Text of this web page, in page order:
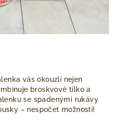
vás okouzlí nejen
broskvové tílko a
se spadenými rukávy
– nespočet možností!